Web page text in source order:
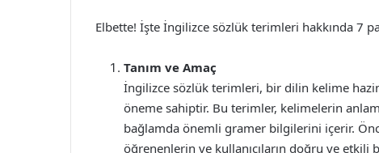
Elbette! İşte İngilizce sözlük terimleri hakkında 7
Tanım ve Amaç
İngilizce sözlük terimleri, bir dilin kelime
öneme sahiptir. Bu terimler, kelimelerin
bağlamda önemli gramer bilgilerini içerir.
öğrenenlerin ve kullanıcıların doğru ve etkili